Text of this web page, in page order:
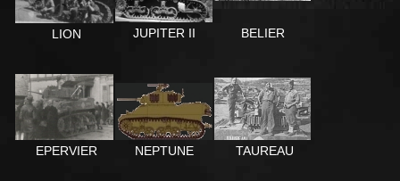
LION JUPITER II BELIER
EPERVIER NEPTUNE TAUREAU